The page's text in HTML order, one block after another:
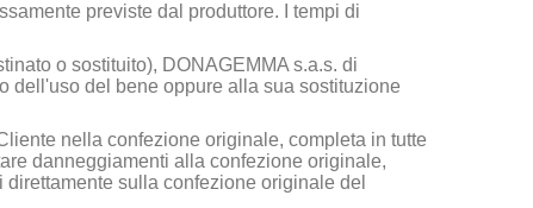
previste dal produttore. I tempi di
o sostituito), DONAGEMMA s.a.s. di
dell'uso del bene oppure alla sua sostituzione
nella confezione originale, completa in tutte
danneggiamenti alla confezione originale,
sulla confezione originale del